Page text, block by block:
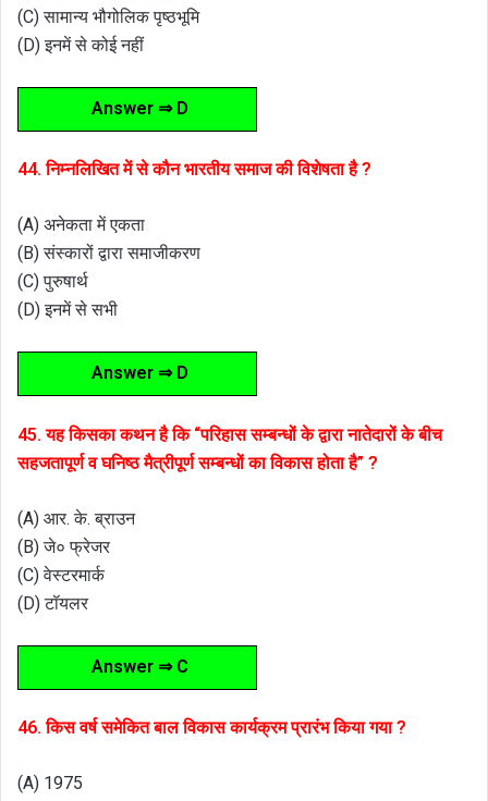
(C) सामान्य भौगोलिक पृष्ठभूमि
(D) इनमें से कोई नहीं
Answer ⇒ D
44. निम्नलिखित में से कौन भारतीय समाज की विशेषता है ?
(A) अनेकता में एकता
(B) संस्कारों द्वारा समाजीकरण
(C) पुरुषार्थ
(D) इनमें से सभी
Answer ⇒ D
45. यह किसका कथन है कि “परिहास सम्बन्धों के द्वारा नातेदारों के बीच
सहजतापूर्ण व घनिष्ठ मैत्रीपूर्ण सम्बन्धों का विकास होता है” ?
(A) आर. के. ब्राउन
(B) जे० फ्रेजर
(C) वेस्टरमार्क
(D) टॉयलर
Answer ⇒ C
46. किस वर्ष समेकित बाल विकास कार्यक्रम प्रारंभ किया गया ?
(A) 1975